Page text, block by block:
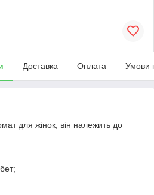
Доставка Оплата Умови
для жінок, він належить до